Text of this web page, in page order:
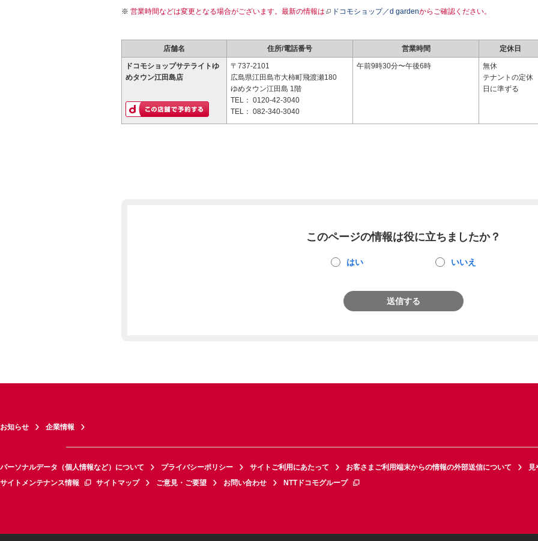
営業時間などは変更となる場合がございます。最新の情報は ドコモショップ／d gardenからご確認ください。
店舗名 住所/電話番号 営業時間 定休日
ドコモショップサテライトゆ
めタウン江田島店
〒737-2101
広島県江田島市大柿町飛渡瀬180
ゆめタウン江田島 1階
TEL： 0120-42-3040
TEL： 082-340-3040
午前9時30分〜午後6時
無休
テナントの定休
日に準ずる
このページの情報は役に立ちましたか？
はい いいえ
送信する
お知らせ 企業情報
パーソナルデータ（個人情報など）について プライバシーポリシー サイトご利用にあたって お客さまご利用端末からの情報の外部送信について
見
サイトメンテナンス情報
サイトマップ ご意見・ご要望 お問い合わせ NTTドコモグループ